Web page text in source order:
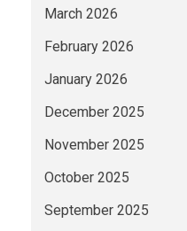
March 2026
February 2026
January 2026
December 2025
November 2025
October 2025
September 2025